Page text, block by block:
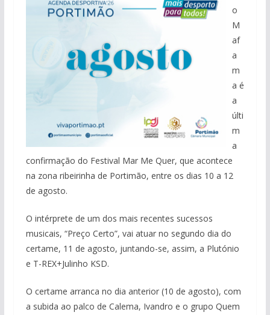
o
M
af
a
m
a é
a
últi
m
a
confirmação do Festival Mar Me Quer, que acontece
na zona ribeirinha de Portimão, entre os dias 10 a 12
de agosto.
O intérprete de um dos mais recentes sucessos
musicais, “Preço Certo”, vai atuar no segundo dia do
certame, 11 de agosto, juntando-se, assim, a Plutónio
e T-REX+Julinho KSD.
O certame arranca no dia anterior (10 de agosto), com
a subida ao palco de Calema, Ivandro e o grupo Quem